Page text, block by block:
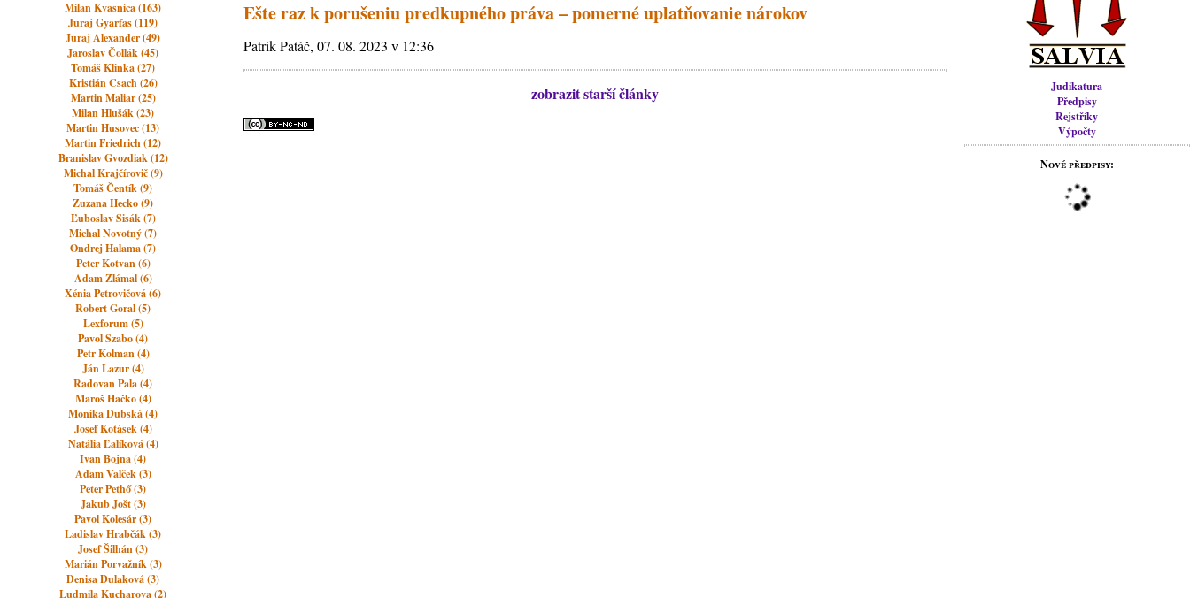
Milan Kvasnica (163)
Juraj Gyarfas (119)
Juraj Alexander (49)
Jaroslav Čollák (45)
Tomáš Klinka (27)
Kristián Csach (26)
Martin Maliar (25)
Milan Hlušák (23)
Martin Husovec (13)
Martin Friedrich (12)
Branislav Gvozdiak (12)
Michal Krajčírovič (9)
Tomáš Čentík (9)
Zuzana Hecko (9)
Ľuboslav Sisák (7)
Michal Novotný (7)
Ondrej Halama (7)
Peter Kotvan (6)
Adam Zlámal (6)
Xénia Petrovičová (6)
Robert Goral (5)
Lexforum (5)
Pavol Szabo (4)
Petr Kolman (4)
Ján Lazur (4)
Radovan Pala (4)
Maroš Hačko (4)
Monika Dubská (4)
Josef Kotásek (4)
Natália Ľalíková (4)
Ivan Bojna (4)
Adam Valček (3)
Peter Pethő (3)
Jakub Jošt (3)
Pavol Kolesár (3)
Ladislav Hrabčák (3)
Josef Šilhán (3)
Marián Porvažník (3)
Denisa Dulaková (3)
Ludmila Kucharova (2)
Judikatura
Předpisy
Rejstříky
Výpočty
Nové předpisy:
Ešte raz k porušeniu predkupného práva – pomerné uplatňovanie nárokov
Patrik Patáč, 07. 08. 2023 v 12:36
zobrazit starší články